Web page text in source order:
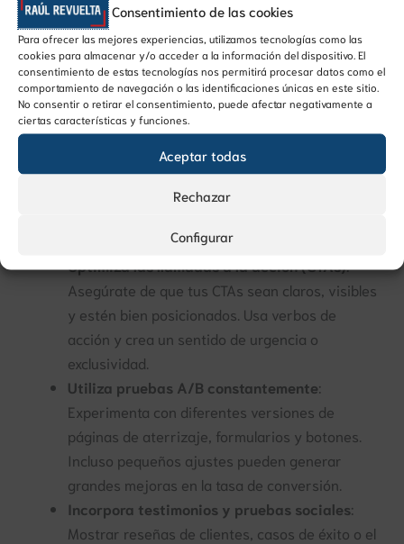
Consentimiento de las cookies
Para ofrecer las mejores experiencias, utilizamos tecnologías como las
cookies para almacenar y/o acceder a la información del dispositivo. El
consentimiento de estas tecnologías nos permitirá procesar datos como el
comportamiento de navegación o las identificaciones únicas en este sitio.
No consentir o retirar el consentimiento, puede afectar negativamente a
ciertas características y funciones.
Aceptar todas
Rechazar
Configurar
Consejos para mejorar la tasa de conversión
El camino hacia la mejora de la tasa de conversión se
basa en unanálisis y optimización constante de los
procesos. Algunasformas de mejorar la tasa de
conversiónson:
Simplifica los formularios : Cuantos menos
campos tenga un formulario, más probable será
información estrictamente necesaria.
Optimiza las llamadas a la acción (CTAs):
Asegúrate de que tus CTAs sean claros, visibles
y estén bien posicionados. Usa verbos de
acción y crea un sentido de urgencia o
exclusividad.
Utiliza pruebas A/B constantemente:
Experimenta con diferentes versiones de
páginas de aterrizaje, formularios y botones.
Incluso pequeños ajustes pueden generar
grandes mejoras en la tasa de conversión.
Incorpora testimonios y pruebas sociales:
Mostrar reseñas de clientes, casos de éxito o el